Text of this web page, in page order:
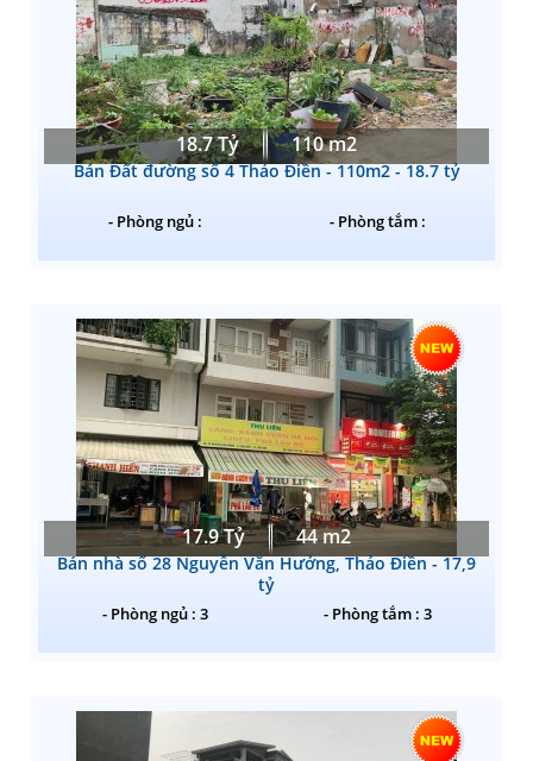
18.7 Tỷ 110 m2
Bán Đất đường số 4 Thảo Điền - 110m2 - 18.7 tỷ
- Phòng ngủ : - Phòng tắm :
17.9 Tỷ 44 m2
Bán nhà số 28 Nguyễn Văn Hưởng, Thảo Điền - 17,9
tỷ
- Phòng ngủ : 3 - Phòng tắm : 3